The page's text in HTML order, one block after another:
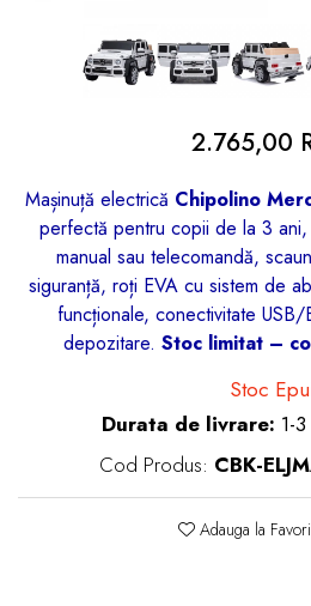
Produse îngrijire copii
2.765,00
Mașinuță electrică Chipolino
perfectă pentru copii de la 3
manual sau telecomandă,
siguranță, roți EVA cu sistem de
funcționale, conectivitate
depozitare. Stoc limitat –
Stoc
Durata de livrare: 1-
Cod Produs: CBK-
Adauga la